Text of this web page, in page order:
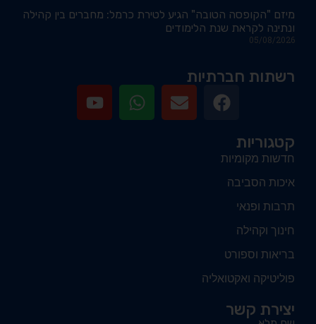
מיזם "הקופסה הטובה" הגיע לטירת כרמל: מחברים בין קהילה
ונתינה לקראת שנת הלימודים
05/08/2026
רשתות חברתיות
קטגוריות
חדשות מקומיות
איכות הסביבה
תרבות ופנאי
חינוך וקהילה
בריאות וספורט
פוליטיקה ואקטואליה
יצירת קשר